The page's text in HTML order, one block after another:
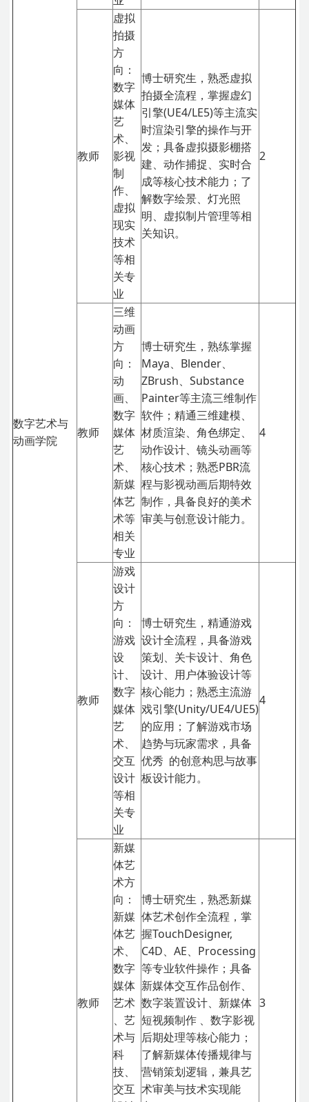
数字艺术与
动画学院
教师
虚拟
拍摄
方
向：
数字
媒体
艺
术、
影视
制
作、
虚拟
现实
技术
等相
关专
业
博士研究生，熟悉虚拟
拍摄全流程，掌握虚幻
引擎(UE4/LE5)等主流实
时渲染引擎的操作与开
发；具备虚拟摄影棚搭
建、动作捕捉、实时合
成等核心技术能力；了
解数字绘景、灯光照
明、虚拟制片管理等相
关知识。
2
教师
三维
动画
方
向：
动
画、
数字
媒体
艺
术、
新媒
体艺
术等
相关
专业
博士研究生，熟练掌握
Maya、Blender、
ZBrush、Substance
Painter等主流三维制作
软件；精通三维建模、
材质渲染、角色绑定、
动作设计、镜头动画等
核心技术；熟悉PBR流
程与影视动画后期特效
制作，具备良好的美术
审美与创意设计能力。
4
教师
游戏
设计
方
向：
游戏
设
计、
数字
媒体
艺
术、
交互
设计
等相
关专
业
博士研究生，精通游戏
设计全流程，具备游戏
策划、关卡设计、角色
设计、用户体验设计等
核心能力；熟悉主流游
戏引擎(Unity/UE4/UE5)
的应用；了解游戏市场
趋势与玩家需求，具备
优秀 的创意构思与故事
板设计能力。
4
教师
新媒
体艺
术方
向：
新媒
体艺
术、
数字
媒体
艺术
、艺
术与
科
技、
交互
博士研究生，熟悉新媒
体艺术创作全流程，掌
握TouchDesigner,
C4D、AE、Processing
等专业软件操作；具备
新媒体交互作品创作、
数字装置设计、新媒体
短视频制作 、数字影视
后期处理等核心能力；
了解新媒体传播规律与
营销策划逻辑，兼具艺
术审美与技术实现能
3